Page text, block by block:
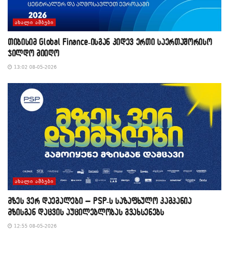
ᲐᲮᲐᲚᲘ ᲐᲛᲑᲔᲑᲘ
თიბისიმ Global Finance-ისგან კიდევ ერთი საერთაშორისო
ჯილდო მიიღო
13:02 08-05-2026
ᲐᲮᲐᲚᲘ ᲐᲛᲑᲔᲑᲘ
მზეს ვერ დაემალები – PSP-ს საზაფხულო კამპანია
მზისგან დაცვის აუცილებლობას გვახსენებს
12:55 08-05-2026